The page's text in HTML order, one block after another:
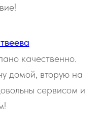
качественно.
домой, вторую на
сервисом и